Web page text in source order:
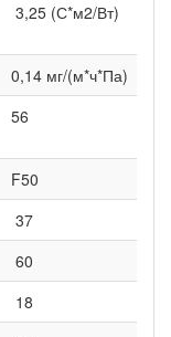
3,25 (С*м2/Вт)
0,14 мг/(м*ч*Па)
56
F50
37
60
18